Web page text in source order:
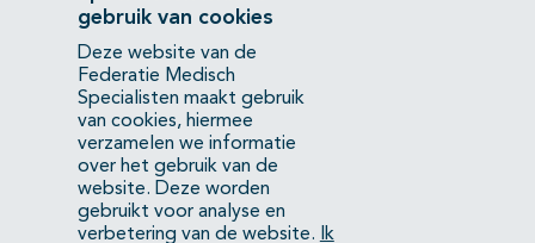
Contact
Mercatorlaan 1200
3528 BL Utrecht
(088) 505 34 34
info@richtlijnendatabase.nl
YouTubeLinkedIn
gebruik van cookies
Deze website van de
Federatie Medisch
Specialisten maakt gebruik
van cookies, hiermee
verzamelen we informatie
over het gebruik van de
website. Deze worden
gebruikt voor analyse en
verbetering van de website.
Ik